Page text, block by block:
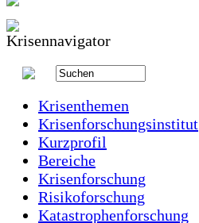
Krisenthemen
Krisenforschungsinstitut
Kurzprofil
Bereiche
Krisenforschung
Risikoforschung
Katastrophenforschung